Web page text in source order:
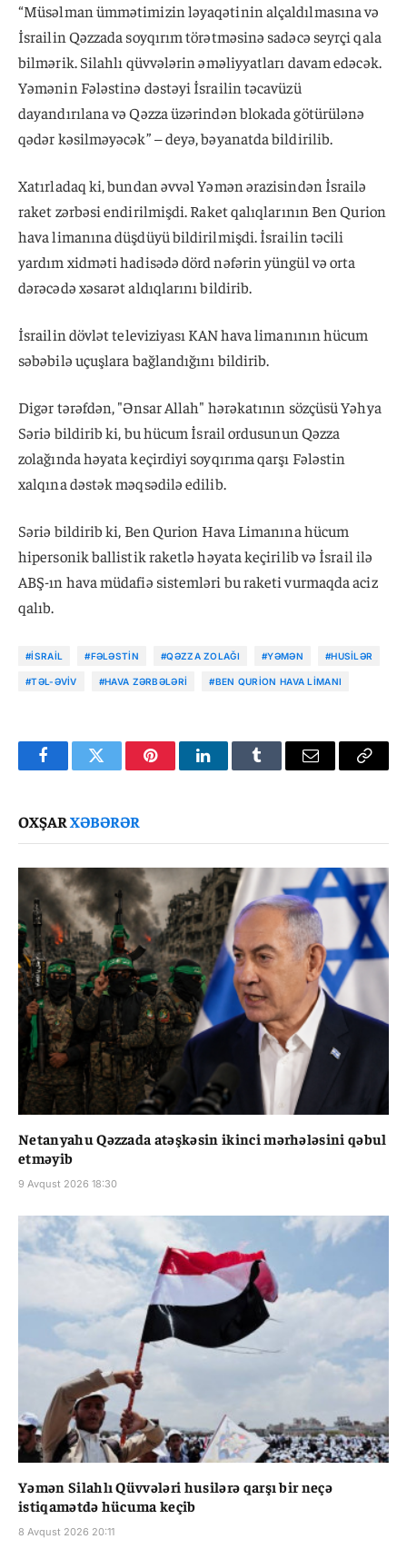
“Müsəlman ümmətimizin ləyaqətinin alçaldılmasına və
İsrailin Qəzzada soyqırım törətməsinə sadəcə seyrçi qala
bilmərik. Silahlı qüvvələrin əməliyyatları davam edəcək.
Yəmənin Fələstinə dəstəyi İsrailin təcavüzü
dayandırılana və Qəzza üzərindən blokada götürülənə
qədər kəsilməyəcək” – deyə, bəyanatda bildirilib.
Xatırladaq ki, bundan əvvəl Yəmən ərazisindən İsrailə
raket zərbəsi endirilmişdi. Raket qalıqlarının Ben Qurion
hava limanına düşdüyü bildirilmişdi. İsrailin təcili
yardım xidməti hadisədə dörd nəfərin yüngül və orta
dərəcədə xəsarət aldıqlarını bildirib.
İsrailin dövlət televiziyası KAN hava limanının hücum
səbəbilə uçuşlara bağlandığını bildirib.
Digər tərəfdən, "Ənsar Allah" hərəkatının sözçüsü Yəhya
Səriə bildirib ki, bu hücum İsrail ordusunun Qəzza
zolağında həyata keçirdiyi soyqırıma qarşı Fələstin
xalqına dəstək məqsədilə edilib.
Səriə bildirib ki, Ben Qurion Hava Limanına hücum
hipersonik ballistik raketlə həyata keçirilib və İsrail ilə
ABŞ-ın hava müdafiə sistemləri bu raketi vurmaqda aciz
qalıb.
#İSRAIL #FƏLƏSTIN #QƏZZA ZOLAĞI #YƏMƏN #HUSILƏR
#TƏL-ƏVIV #HAVA ZƏRBƏLƏRI #BEN QURION HAVA LIMANI
FacebookTwitter PinterestLinkedInTumblr Email
Copy
OXŞARXƏBƏRƏR
Netanyahu Qəzzada atəşkəsin ikinci mərhələsini qəbul
etməyib
9 Avqust 2026 18:30
Yəmən Silahlı Qüvvələri husilərə qarşı bir neçə
istiqamətdə hücuma keçib
8 Avqust 2026 20:11